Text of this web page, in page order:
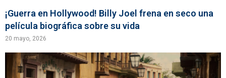
¡Guerra en Hollywood! Billy Joel frena en seco una
película biográfica sobre su vida
20 mayo, 2026